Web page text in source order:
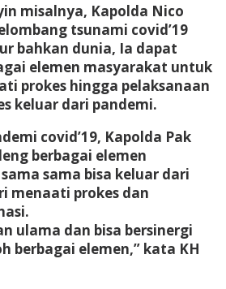
misalnya, Kapolda Nico
tsunami covid’19
bahkan dunia, Ia dapat
elemen masyarakat untuk
prokes hingga pelaksanaan
keluar dari pandemi.
covid’19, Kapolda Pak
berbagai elemen
sama bisa keluar dari
menaati prokes dan
ulama dan bisa bersinergi
berbagai elemen,” kata KH